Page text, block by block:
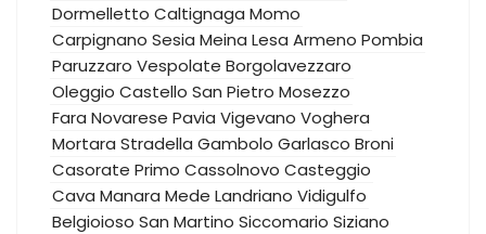
Dormelletto Caltignaga Momo
Carpignano Sesia Meina Lesa Armeno Pombia
Paruzzaro Vespolate Borgolavezzaro
Oleggio Castello San Pietro Mosezzo
Fara Novarese Pavia Vigevano Voghera
Mortara Stradella Gambolo Garlasco Broni
Casorate Primo Cassolnovo Casteggio
Cava Manara Mede Landriano Vidigulfo
Belgioioso San Martino Siccomario Siziano